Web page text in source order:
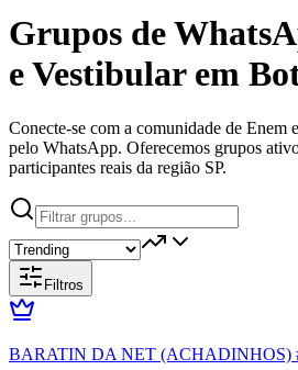
Grupos de
e Vestibular em
Conecte-se com a comunidade de Enem
pelo WhatsApp. Oferecemos grupos
participantes reais da região SP.
Filtros
BARATIN DA NET (ACHADINHOS)